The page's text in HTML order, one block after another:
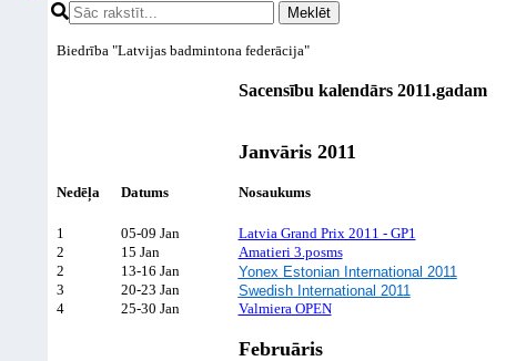
Meklēt
Biedrība "Latvijas badmintona federācija"
Sacensību kalendārs 2011.gadam
Janvāris 2011
Nedēļa Datums Nosaukums
1 05-09 Jan Latvia Grand Prix 2011 - GP1
2
15 Jan Amatieri 3.posms
2
13-16 Jan Yonex Estonian International 2011
3
20-23 Jan Swedish International 2011
4
25-30 Jan Valmiera OPEN
Februāris